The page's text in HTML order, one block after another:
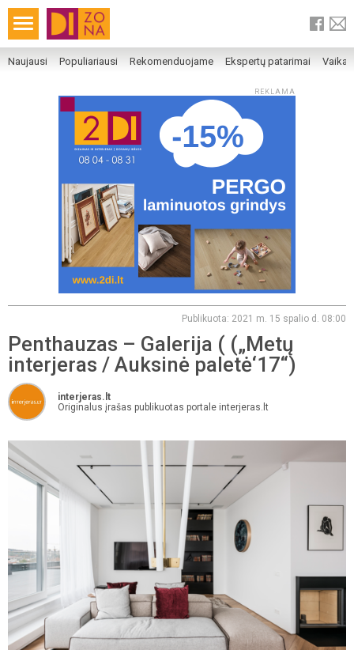
Naujausi Populiariausi Rekomenduojame Ekspertų patarimai
REKLAMA
Publikuota: 2021 m. 15 spalio d. 08:00
Penthauzas – Galerija ( („Metų
interjeras / Auksinė paletė‘17“)
interjeras.lt
Originalus įrašas publikuotas portale interjeras.lt